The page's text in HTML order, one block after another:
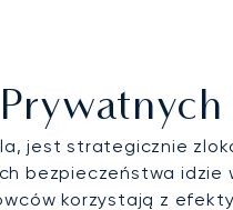
jest strategicznie
bezpieczeństwa
korzystają z